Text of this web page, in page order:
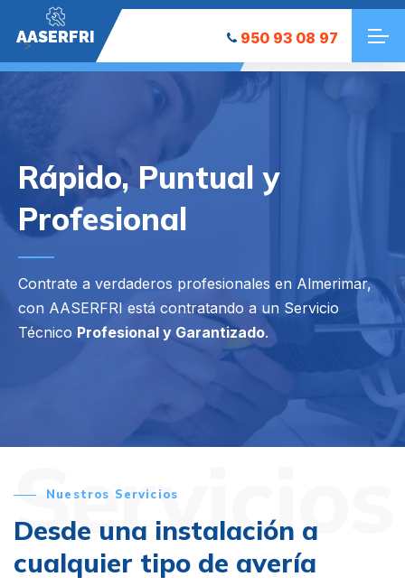
AASERFRI
"> 950 93 08 97
Rápido, Puntual y
Profesional
Contrate a verdaderos profesionales en Almerimar,
con AASERFRI está contratando a un Servicio
Técnico Profesional y Garantizado.
Servicios
Nuestros Servicios
Desde una instalación a
cualquier tipo de avería